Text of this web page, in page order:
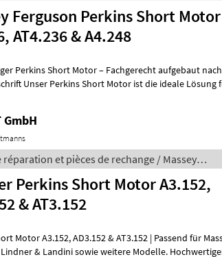
Ferguson Perkins Short Motor
AT4.236 & A4.248
Perkins Short Motor – Fachgerecht aufgebaut nach
ideale Lösung für
GmbH
réparation et pièces de rechange / Massey
Perkins Short Motor A3.152,
& AT3.152
AD3.152 & AT3.152 | Passend für Massey